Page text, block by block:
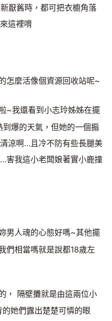
厭舊時，都可把衣櫥角落
這裡唷
怎麼活像個資源回收站呢~
~我還看到小志玲姊姊在擺
爆的天氣，但她的一個搧
涼啊…且冷不防有些長腿美
害我這小老闆娘著實小鹿撞
男人魂的心態好嗎~其他擺
們相當嗎就是說都18歲左
， 隔壁攤就是由這兩位小
她們露出楚楚可憐的眼